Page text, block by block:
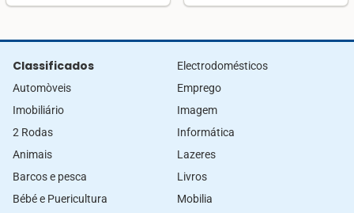
Classificados
Automòveis
Imobiliário
2 Rodas
Animais
Barcos e pesca
Bébé e Puericultura
Electrodomésticos
Emprego
Imagem
Informática
Lazeres
Livros
Mobilia